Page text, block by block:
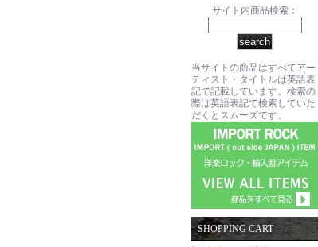
サイト内商品検索：
当サイトの商品はすべてアー
ティスト・タイトルは英語表
記で記載しています。検索の
際は英語表記で検索していた
だくとスムーズです。
SHOPPING CART